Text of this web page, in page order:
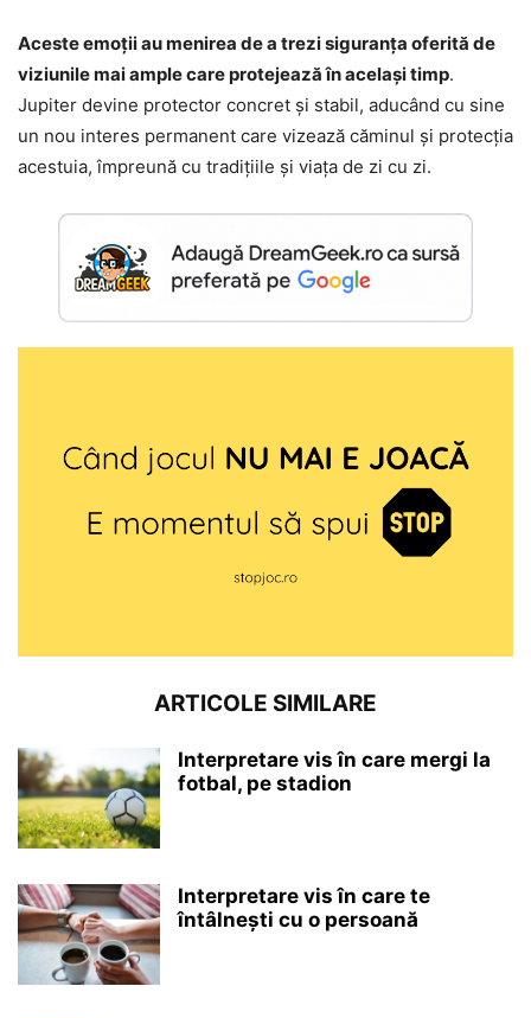
Aceste emoții au menirea de a trezi siguranța oferită de
viziunile mai ample care protejează în același timp.
Jupiter devine protector concret și stabil, aducând cu sine
un nou interes permanent care vizează căminul și protecția
acestuia, împreună cu tradițiile și viața de zi cu zi.
ARTICOLE SIMILARE
Interpretare vis în care mergi la
fotbal, pe stadion
Interpretare vis în care te
întâlnești cu o persoană